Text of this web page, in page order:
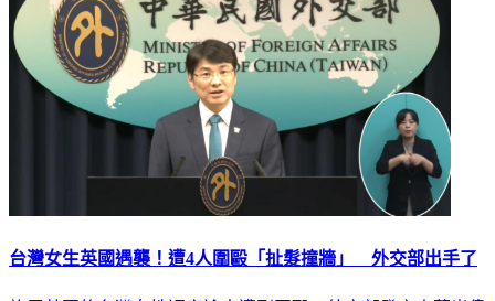
台灣女生英國遇襲！遭4人圍毆「扯髮撞牆」 外交部出手了